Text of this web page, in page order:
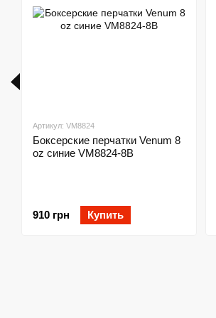
Артикул: VM8824
Боксерские перчатки Venum 8
oz синие VM8824-8B
910 грн Купить